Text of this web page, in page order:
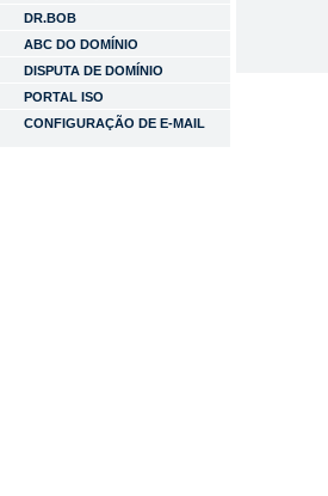
DR.BOB
ABC DO DOMÍNIO
DISPUTA DE DOMÍNIO
PORTAL ISO
CONFIGURAÇÃO DE E-MAIL